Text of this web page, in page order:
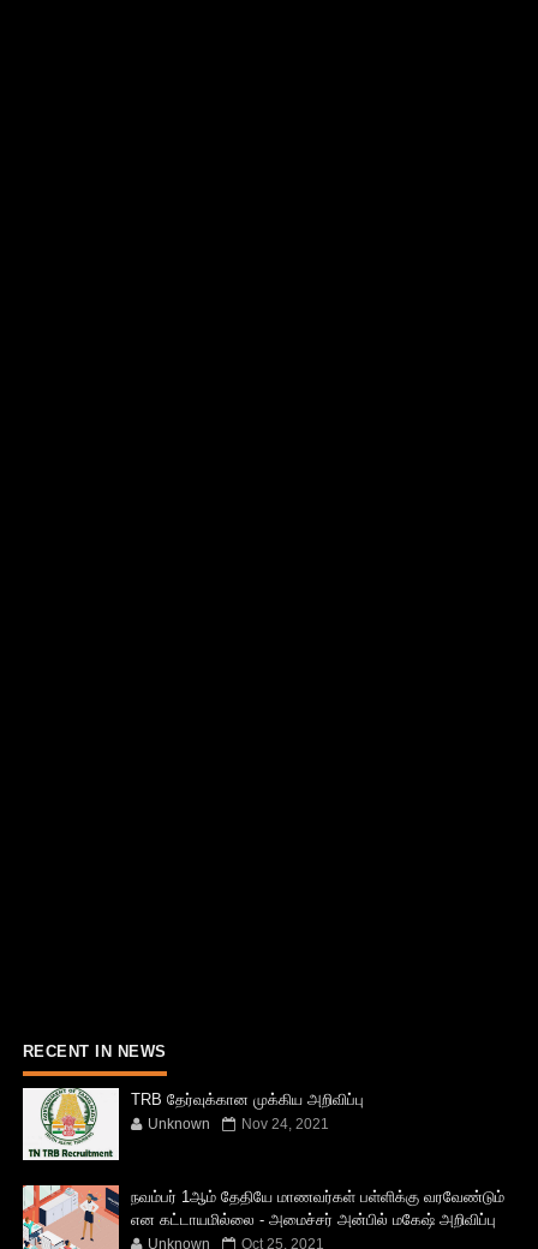
RECENT IN NEWS
TRB தேர்வுக்கான முக்கிய அறிவிப்பு
Unknown Nov 24, 2021
நவம்பர் 1ஆம் தேதியே மாணவர்கள் பள்ளிக்கு வரவேண்டும்
என கட்டாயமில்லை - அமைச்சர் அன்பில் மகேஷ் அறிவிப்பு
Unknown Oct 25, 2021